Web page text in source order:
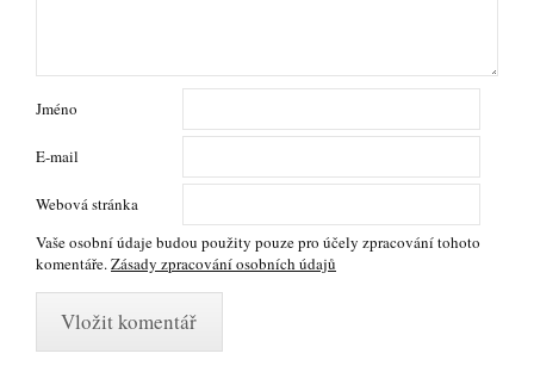
Jméno
E-mail
Webová stránka
Vaše osobní údaje budou použity pouze pro účely zpracování tohoto
komentáře.Zásady zpracování osobních údajů